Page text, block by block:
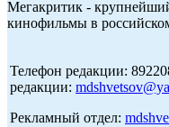
Мегакритик -
кинофильмы в
Телефон редакции:
редакции:
Рекламный отдел: